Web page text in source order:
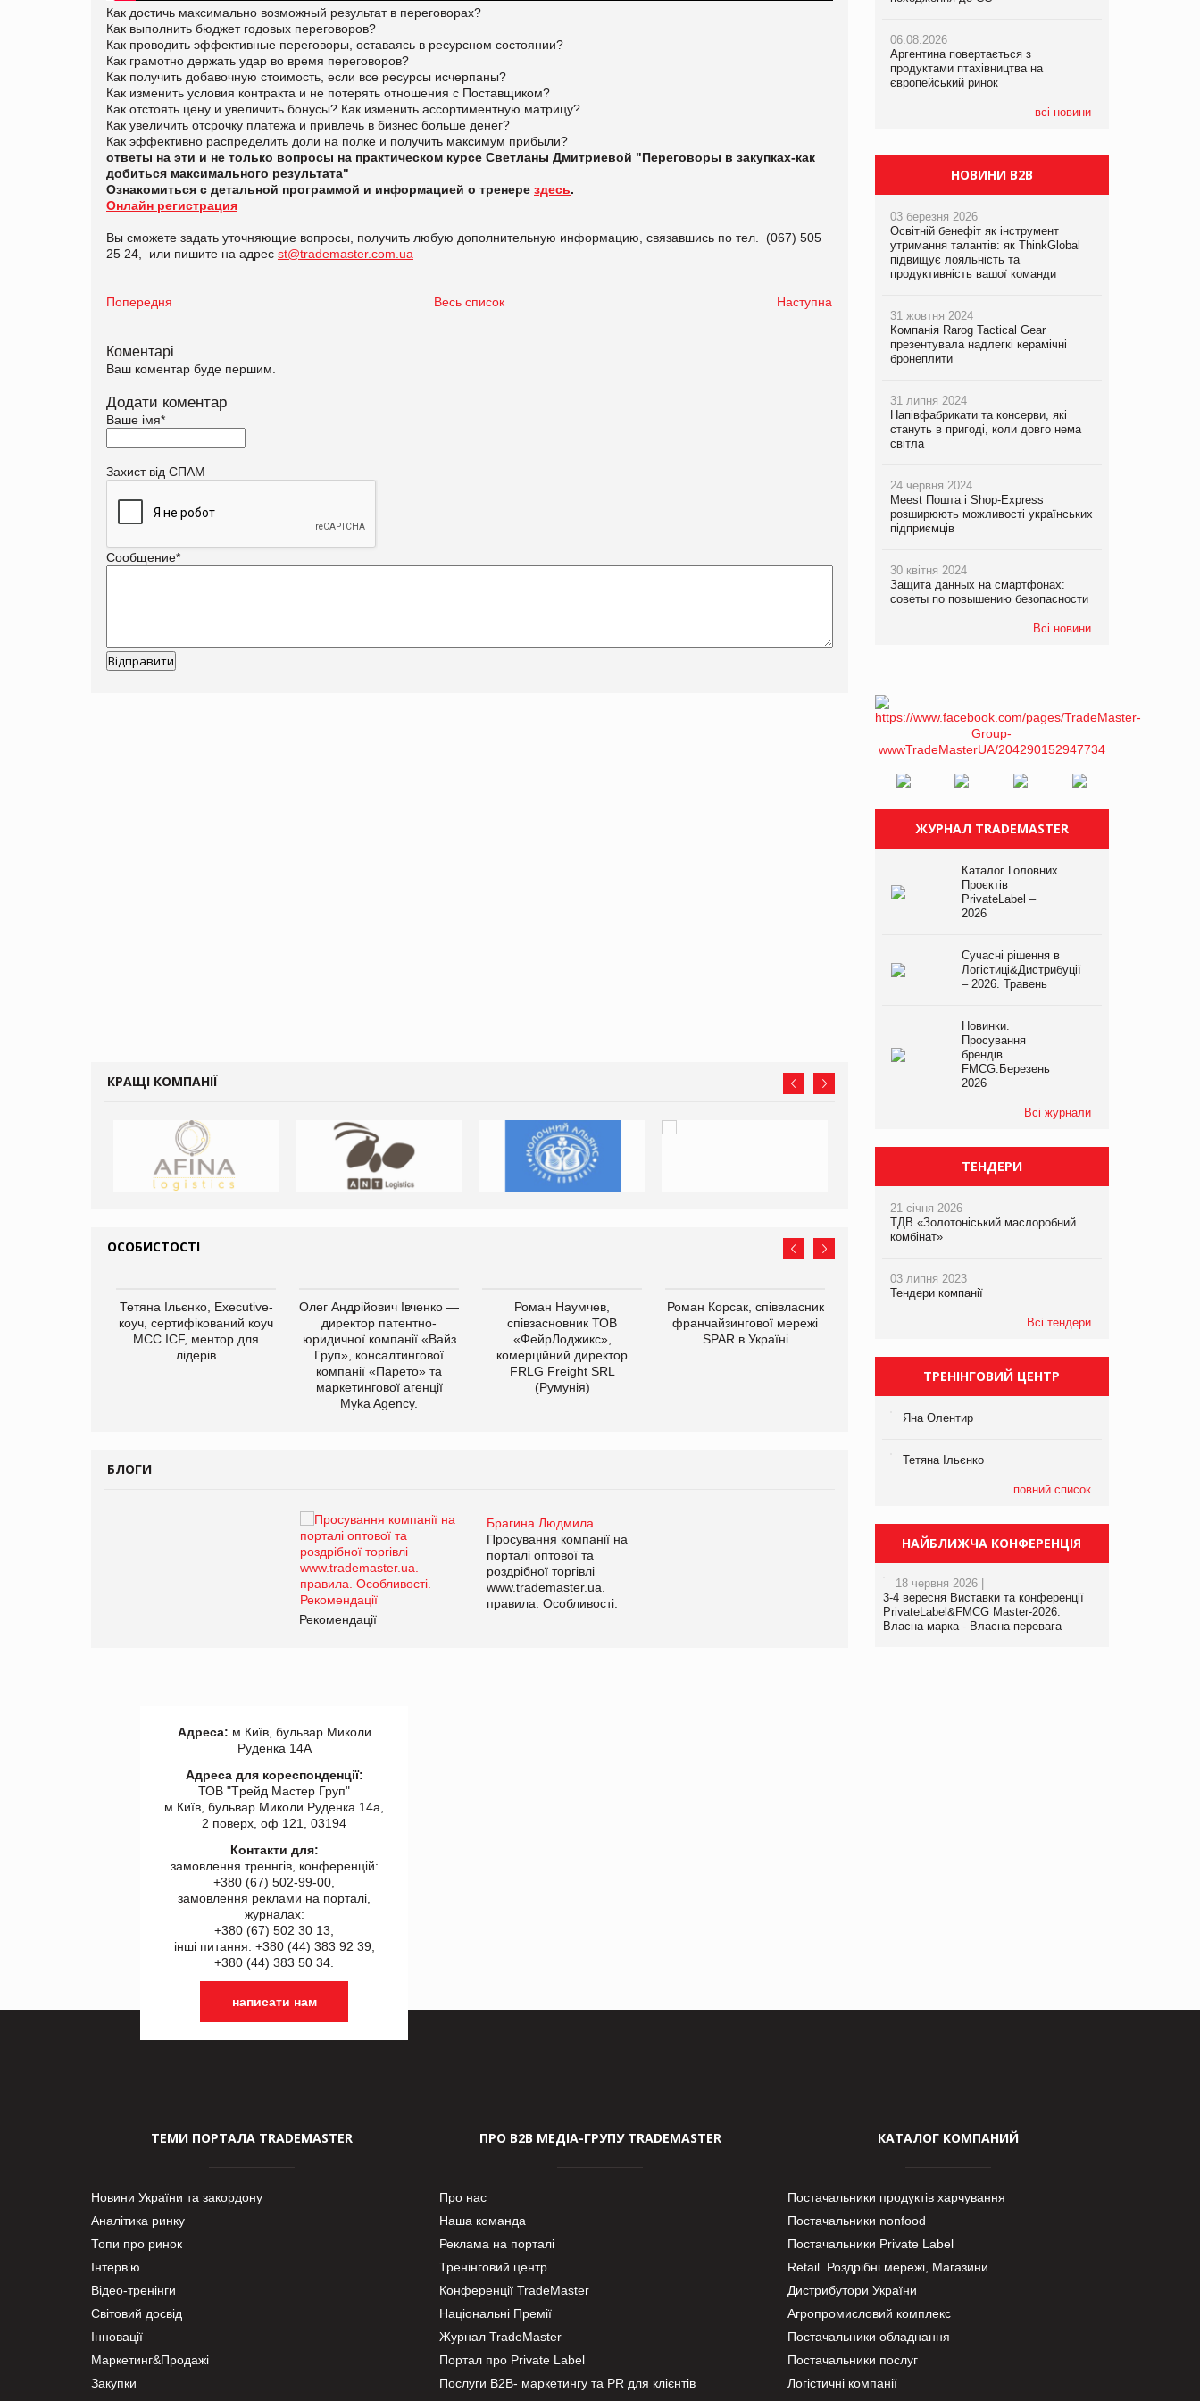
Как достичь максимально возможный результат в переговорах?
Как выполнить бюджет годовых переговоров?
Как проводить эффективные переговоры, оставаясь в ресурсном состоянии?
Как грамотно держать удар во время переговоров?
Как получить добавочную стоимость, если все ресурсы исчерпаны?
Как изменить условия контракта и не потерять отношения с Поставщиком?
Как отстоять цену и увеличить бонусы? Как изменить ассортиментную матрицу?
Как увеличить отсрочку платежа и привлечь в бизнес больше денег?
Как эффективно распределить доли на полке и получить максимум прибыли?
ответы на эти и не только вопросы на практическом курсе Светланы Дмитриевой "Переговоры в закупках-как
добиться максимального результата"
Ознакомиться с детальной программой и информацией о тренере здесь.
Онлайн регистрация
Вы сможете задать уточняющие вопросы, получить любую дополнительную информацию, связавшись по тел. (067) 505
25 24, или пишите на адрес st@trademaster.com.ua
Попередня Весь список Наступна
Коментарі
Ваш коментар буде першим.
Додати коментар
Ваше імя*
Захист від СПАМ
Сообщение*
КРАЩІ КОМПАНІЇ
ОСОБИСТОСТІ
Тетяна Ільєнко, Executive-
коуч, сертифікований коуч
МСС ICF, ментор для
лідерів
Олег Андрійович Івченко —
директор патентно-
юридичної компанії «Вайз
Груп», консалтингової
компанії «Парето» та
маркетингової агенції
Myka Agency.
Роман Наумчев,
співзасновник ТОВ
«ФейрЛоджикс»,
комерційний директор
FRLG Freight SRL
(Румунія)
Роман Корсак, співвласник
франчайзингової мережі
SPAR в Україні
виробництва
компанії «УкраМарин»
БЛОГИ
Брагина Людмила
Просування компанії на
порталі оптової та
роздрібної торгівлі
www.trademaster.ua.
правила. Особливості.
Рекомендації
Брагина Людмила
Просування компанії на
www.trademaster.ua.
правила. Особливості.
06.08.2026
Аргентина повертається з
продуктами птахівництва на
європейський ринок
всі новини
05.08.2026
Смачне поповнення дитячого меню:
у VARUS з’явилися новинки від ТМ
ТОКЕРИ
хлібобулочні вироби на
PrivateLabel&FMCG Master 2026
06.08.2026
Аргентина повертається з
продуктами птахівництва на
європейський ринок
НОВИНИ B2B
03 березня 2026
Освітній бенефіт як інструмент
утримання талантів: як ThinkGlobal
підвищує лояльність та
продуктивність вашої команди
31 жовтня 2024
Компанія Rarog Tactical Gear
презентувала надлегкі керамічні
бронеплити
31 липня 2024
Напівфабрикати та консерви, які
стануть в пригоді, коли довго нема
світла
24 червня 2024
Meest Пошта і Shop-Express
розширюють можливості українських
підприємців
30 квітня 2024
Защита данных на смартфонах:
советы по повышению безопасности
Всі новини
ЖУРНАЛ TRADEMASTER
Каталог Головних
Проєктів
PrivateLabel –
2026
Сучасні рішення в
Логістиці&Дистрибуції
– 2026. Травень
Новинки.
Просування
брендів
FMCG.Березень
2026
Всі журнали
ТЕНДЕРИ
21 січня 2026
ТДВ «Золотоніський маслоробний
комбінат»
03 липня 2023
Тендери компанії
Всі тендери
ТРЕНІНГОВИЙ ЦЕНТР
Яна Олентир
Тетяна Ільєнко
повний список
НАЙБЛИЖЧА КОНФЕРЕНЦІЯ
18 червня 2026 |
3-4 вересня Виставки та конференції
PrivateLabel&FMCG Master-2026:
Власна марка - Власна перевага
Адреса: м.Київ, бульвар Миколи
Руденка 14А
Адреса для кореспонденції:
ТОВ "Tрейд Мастер Груп"
м.Київ, бульвар Миколи Руденка 14а,
2 поверх, оф 121, 03194
Контакти для:
замовлення треннгів, конференцій:
+380 (67) 502-99-00,
замовлення реклами на порталі,
журналах:
+380 (67) 502 30 13,
інші питання: +380 (44) 383 92 39,
+380 (44) 383 50 34.
написати нам
ТЕМИ ПОРТАЛА TRADEMASTER
Новини України та закордону
Аналітика ринку
Топи про ринок
Інтерв’ю
Відео-тренінги
Світовий досвід
Інновації
Маркетинг&Продажі
Закупки
ПРО В2В МЕДІА-ГРУПУ TRADEMASTER
Про нас
Наша команда
Реклама на порталі
Тренінговий центр
Конференції TradeMaster
Національні Премії
Журнал TradeMaster
Портал про Private Label
Послуги В2В- маркетингу та PR для клієнтів
КАТАЛОГ КОМПАНИЙ
Постачальники продуктів харчування
Постачальники nonfood
Постачальники Private Label
Retail. Роздрібні мережі, Магазини
Дистрибутори України
Агропромисловий комплекс
Постачальники обладнання
Постачальники послуг
Логістичні компанії